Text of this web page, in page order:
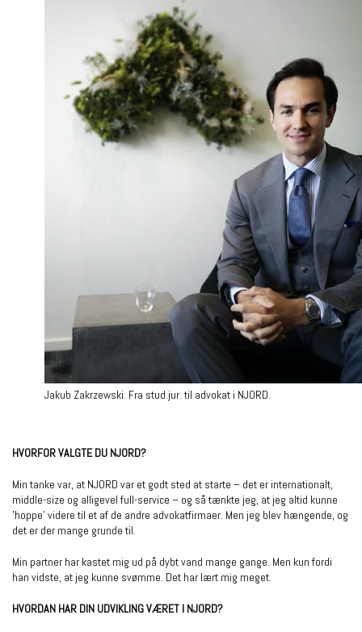
Jakub Zakrzewski. Fra stud.jur. til advokat i NJORD.
HVORFOR VALGTE DU NJORD?
Min tanke var, at NJORD var et godt sted at starte – det er internationalt,
middle-size og alligevel full-service – og så tænkte jeg, at jeg altid kunne
’hoppe’ videre til et af de andre advokatfirmaer. Men jeg blev hængende, og
det er der mange grunde til.
Min partner har kastet mig ud på dybt vand mange gange. Men kun fordi
han vidste, at jeg kunne svømme. Det har lært mig meget.
HVORDAN HAR DIN UDVIKLING VÆRET I NJORD?